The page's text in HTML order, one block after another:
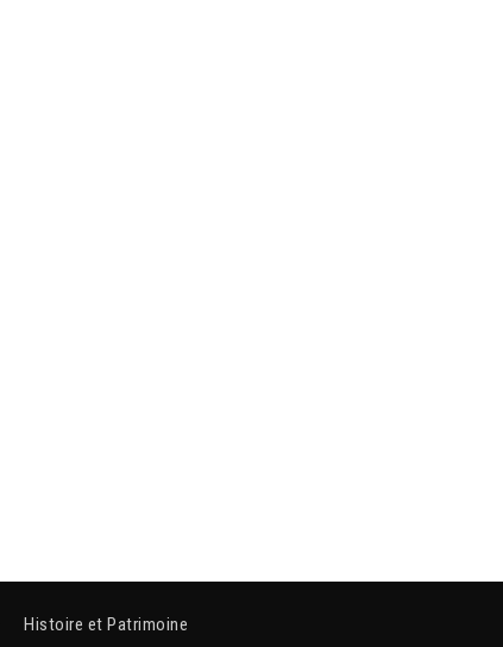
Histoire et Patrimoine